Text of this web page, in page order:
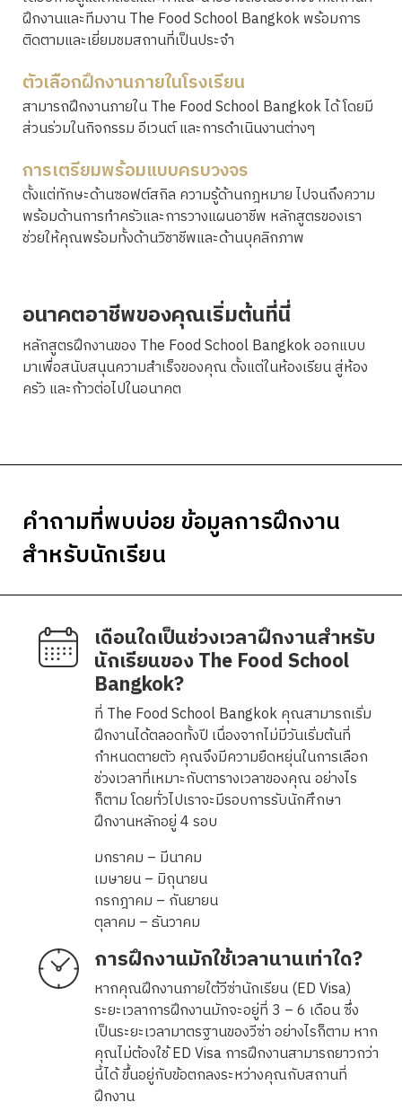
ฝึกงานและทีมงาน The Food School Bangkok พร้อมการ
ติดตามและเยี่ยมชมสถานที่เป็นประจำ
ตัวเลือกฝึกงานภายในโรงเรียน
สามารถฝึกงานภายใน The Food School Bangkok ได้ โดยมี
ส่วนร่วมในกิจกรรม อีเวนต์ และการดำเนินงานต่างๆ
การเตรียมพร้อมแบบครบวงจร
ตั้งแต่ทักษะด้านซอฟต์สกิล ความรู้ด้านกฎหมาย ไปจนถึงความ
พร้อมด้านการทำครัวและการวางแผนอาชีพ หลักสูตรของเรา
ช่วยให้คุณพร้อมทั้งด้านวิชาชีพและด้านบุคลิกภาพ
อนาคตอาชีพของคุณเริ่มต้นที่นี่
หลักสูตรฝึกงานของ The Food School Bangkok ออกแบบ
มาเพื่อสนับสนุนความสำเร็จของคุณ ตั้งแต่ในห้องเรียน สู่ห้อง
ครัว และก้าวต่อไปในอนาคต
คำถามที่พบบ่อย ข้อมูลการฝึกงาน
สำหรับนักเรียน
เดือนใดเป็นช่วงเวลาฝึกงานสำหรับ
นักเรียนของ The Food School
Bangkok?
ที่ The Food School Bangkok คุณสามารถเริ่ม
ฝึกงานได้ตลอดทั้งปี เนื่องจากไม่มีวันเริ่มต้นที่
กำหนดตายตัว คุณจึงมีความยืดหยุ่นในการเลือก
ช่วงเวลาที่เหมาะกับตารางเวลาของคุณ อย่างไร
ก็ตาม โดยทั่วไปเราจะมีรอบการรับนักศึกษา
ฝึกงานหลักอยู่ 4 รอบ
มกราคม – มีนาคม
เมษายน – มิถุนายน
กรกฎาคม – กันยายน
ตุลาคม – ธันวาคม
การฝึกงานมักใช้เวลานานเท่าใด?
หากคุณฝึกงานภายใต้วีซ่านักเรียน (ED Visa)
ระยะเวลาการฝึกงานมักจะอยู่ที่ 3 – 6 เดือน ซึ่ง
เป็นระยะเวลามาตรฐานของวีซ่า อย่างไรก็ตาม หาก
คุณไม่ต้องใช้ ED Visa การฝึกงานสามารถยาวกว่า
นี้ได้ ขึ้นอยู่กับข้อตกลงระหว่างคุณกับสถานที่
ฝึกงาน